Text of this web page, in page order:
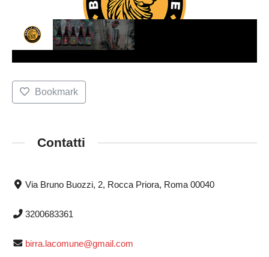
Bookmark
Contatti
Via Bruno Buozzi, 2, Rocca Priora, Roma 00040
3200683361
birra.lacomune@gmail.com